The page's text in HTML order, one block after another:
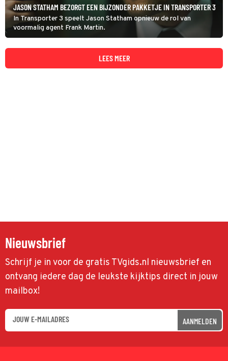
JASON STATHAM BEZORGT EEN BIJZONDER PAKKETJE IN TRANSPORTER 3
In Transporter 3 speelt Jason Statham opnieuw de rol van
voormalig agent Frank Martin.
LEES MEER
Nieuwsbrief
Schrijf je in voor de gratis TVgids.nl nieuwsbrief en
ontvang iedere dag de leukste kijktips direct in jouw
mailbox!
AANMELDEN